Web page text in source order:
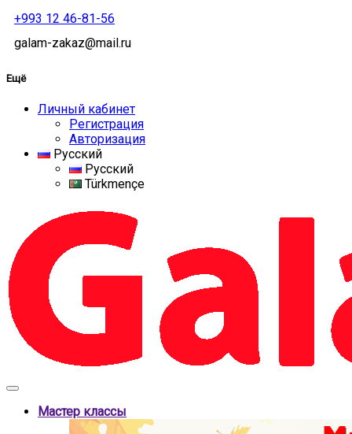
+993 12 46-81-56
galam-zakaz@mail.ru
Ещё
Личный кабинет
Регистрация
Авторизация
Русский
Русский
Türkmençe
Мастер классы